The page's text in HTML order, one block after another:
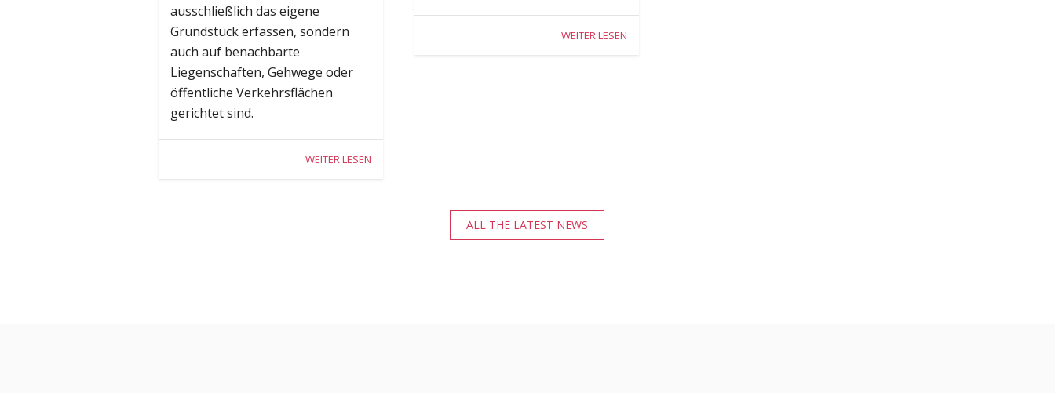
ausschließlich das eigene
Grundstück erfassen, sondern
auch auf benachbarte
Liegenschaften, Gehwege oder
öffentliche Verkehrsflächen
gerichtet sind.
WEITER LESEN
WEITER LESEN
ALL THE LATEST NEWS